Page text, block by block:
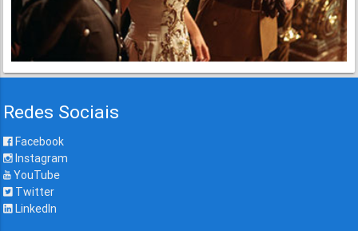
Redes Sociais
Facebook
Instagram
YouTube
Twitter
LinkedIn